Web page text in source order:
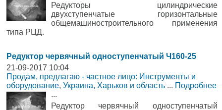
Редукторы цилиндрические
двухступенчатые горизонтальные
общемашиностроительного применения
типа РЦД.
Редуктор червячный одноступенчатый Ч160-25
21-09-2017 10:04
Продам, предлагаю - частное лицо: Инструменты и
оборудование, Украина, Харьков и область ... Подробнее
...
Редуктор червячный одноступенчатый